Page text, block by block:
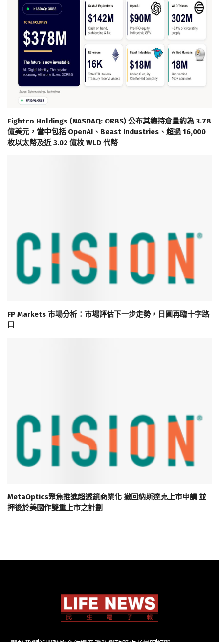
Eightco Holdings (NASDAQ: ORBS) 公布其總持倉量約為 3.78
億美元，當中包括 OpenAI、Beast Industries、超過 16,000
枚以太幣及近 3.02 億枚 WLD 代幣
FP Markets 市場分析：市場評估下一步走勢，日圓再臨十字路
口
MetaOptics聚焦推進超透鏡商業化 撤回納斯達克上市申請 並
押後於美國作雙重上市之計劃